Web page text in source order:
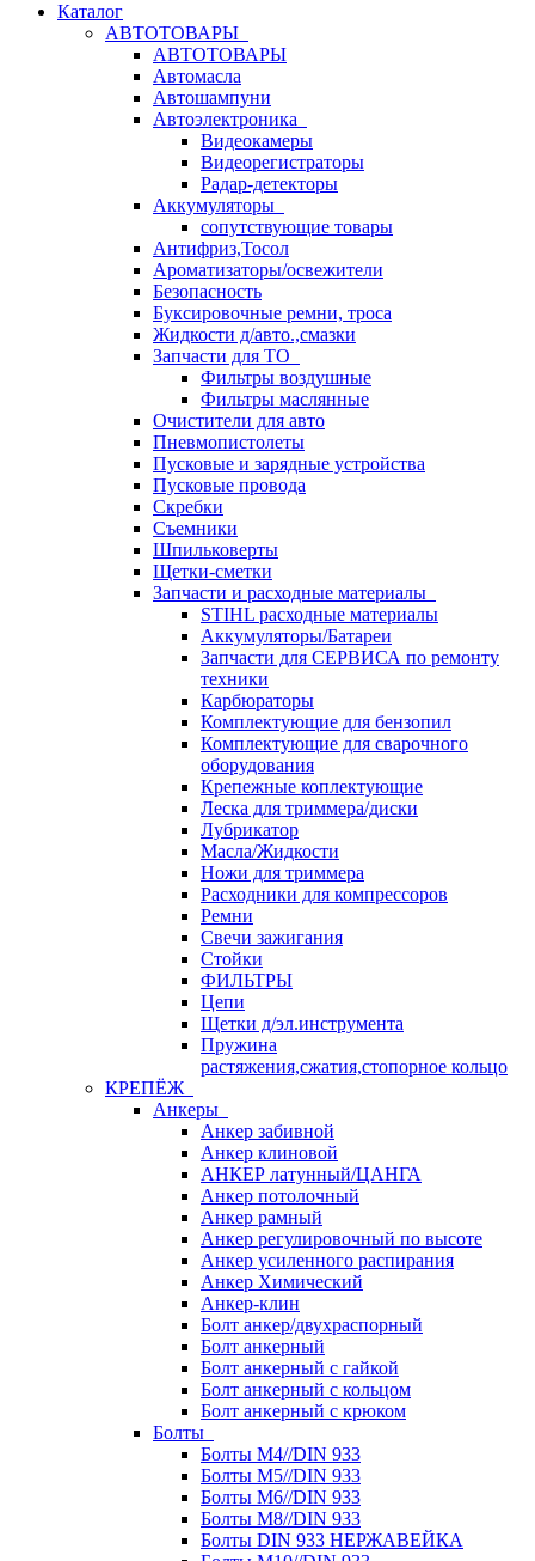
Каталог
АВТОТОВАРЫ
АВТОТОВАРЫ
Автомасла
Автошампуни
Автоэлектроника
Видеокамеры
Видеорегистраторы
Радар-детекторы
Аккумуляторы
сопутствующие товары
Антифриз,Тосол
Ароматизаторы/освежители
Безопасность
Буксировочные ремни, троса
Жидкости д/авто.,смазки
Запчасти для ТО
Фильтры воздушные
Фильтры маслянные
Очистители для авто
Пневмопистолеты
Пусковые и зарядные устройства
Пусковые провода
Скребки
Съемники
Шпильковерты
Щетки-сметки
Запчасти и расходные материалы
STIHL расходные материалы
Аккумуляторы/Батареи
Запчасти для СЕРВИСА по ремонту
техники
Карбюраторы
Комплектующие для бензопил
Комплектующие для сварочного
оборудования
Крепежные коплектующие
Леска для триммера/диски
Лубрикатор
Масла/Жидкости
Ножи для триммера
Расходники для компрессоров
Ремни
Свечи зажигания
Стойки
ФИЛЬТРЫ
Цепи
Щетки д/эл.инструмента
Пружина
растяжения,сжатия,стопорное кольцо
КРЕПЁЖ
Анкеры
Анкер забивной
Анкер клиновой
АНКЕР латунный/ЦАНГА
Анкер потолочный
Анкер рамный
Анкер регулировочный по высоте
Анкер усиленного распирания
Анкер Химический
Анкер-клин
Болт анкер/двухраспорный
Болт анкерный
Болт анкерный с гайкой
Болт анкерный с кольцом
Болт анкерный с крюком
Болты
Болты М4//DIN 933
Болты М5//DIN 933
Болты М6//DIN 933
Болты М8//DIN 933
Болты DIN 933 НЕРЖАВЕЙКА